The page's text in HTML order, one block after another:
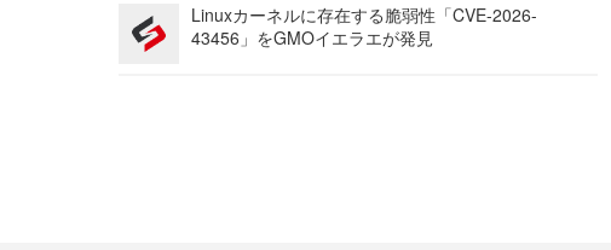
Linuxカーネルに存在する脆弱性「CVE-2026-
43456」をGMOイエラエが発見